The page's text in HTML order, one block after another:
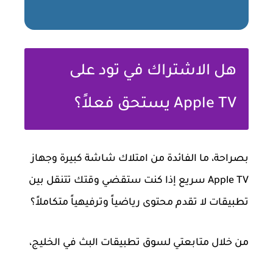
هل الاشتراك في تود على
Apple TV يستحق فعلاً؟
بصراحة، ما الفائدة من امتلاك شاشة كبيرة وجهاز
Apple TV سريع إذا كنت ستقضي وقتك تتنقل بين
تطبيقات لا تقدم محتوى رياضياً وترفيهياً متكاملاً؟
من خلال متابعتي لسوق تطبيقات البث في الخليج،